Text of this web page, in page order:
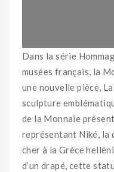
Dans la série
musées français, la
une nouvelle pièce,
sculpture
de la Monnaie
représentant Niké, la
cher à la Grèce
d’un drapé, cette